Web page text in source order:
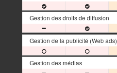
Gestion des droits de diffusion
Gestion de la publicité (Web ads)
Gestion des médias